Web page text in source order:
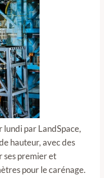
lundi par LandSpace,
hauteur, avec des
ses premier et
pour le carénage.